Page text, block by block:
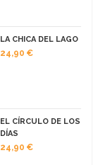
LA CHICA DEL LAGO
24,90 €
EL CÍRCULO DE LOS
DÍAS
24,90 €